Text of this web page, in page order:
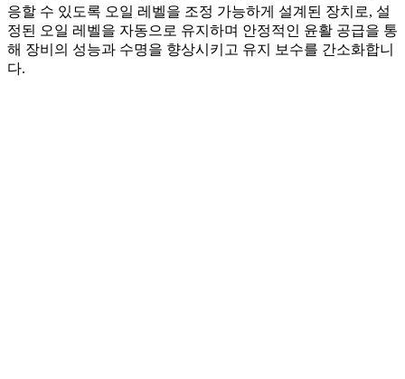
응할 수 있도록 오일 레벨을 조정 가능하게 설계된 장치로, 설
정된 오일 레벨을 자동으로 유지하며 안정적인 윤활 공급을 통
해 장비의 성능과 수명을 향상시키고 유지 보수를 간소화합니
다.